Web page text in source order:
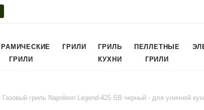
ГРИЛИ
ГРИЛИ
ГРИЛЬ
КУХНИ
ПЕЛЛЕТНЫЕ
ГРИЛИ
Газовый гриль Napoleon Legend-425 SB черный - для уличной